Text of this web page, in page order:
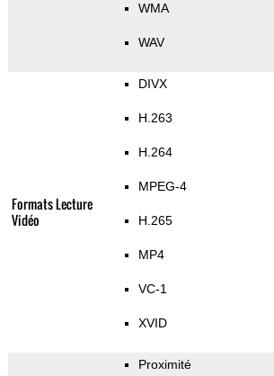
WMA
WAV
Formats Lecture
Vidéo
DIVX
H.263
H.264
MPEG-4
H.265
MP4
VC-1
XVID
Proximité